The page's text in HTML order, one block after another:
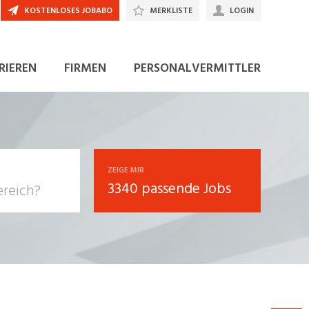
FIRMEN PERSONALVERMITTLER
KOSTENLOSES JOBABO MERKLISTE LOGIN
ZEIGE MIR
3340 passende Jobs
JETZT BEWERBEN